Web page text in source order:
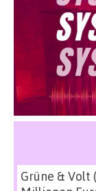
Grüne & Volt